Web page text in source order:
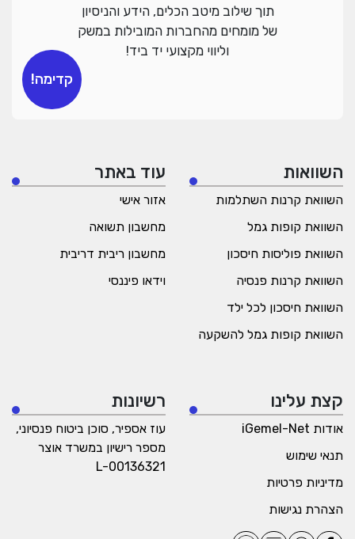
תוך שילוב מיטב הכלים, הידע והניסיון
של מומחים מהחברות המובילות במשק
וליווי מקצועי יד ביד!
קדימה!
השוואות
השוואת קרנות השתלמות
השוואת קופות גמל
השוואת פוליסות חיסכון
השוואת קרנות פנסיה
השוואת חיסכון לכל ילד
השוואת קופות גמל להשקעה
עוד באתר
אזור אישי
מחשבון תשואה
מחשבון ריבית דריבית
וידאו פיננסי
קצת עלינו
אודות iGemel-Net
תנאי שימוש
מדיניות פרטיות
הצהרת נגישות
רשיונות
עוז אספיר, סוכן ביטוח פנסיוני,
מספר רישיון במשרד אוצר
L-00136321